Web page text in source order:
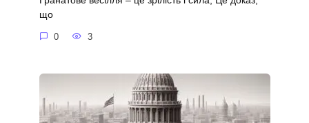
що
0 3